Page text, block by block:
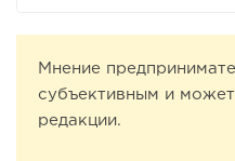
Мнение
субъективным и
редакции.